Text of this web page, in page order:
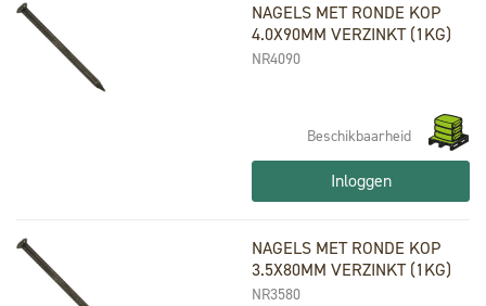
NAGELS MET RONDE KOP
4.0X90MM VERZINKT (1KG)
NR4090
Beschikbaarheid
Inloggen
NAGELS MET RONDE KOP
3.5X80MM VERZINKT (1KG)
NR3580